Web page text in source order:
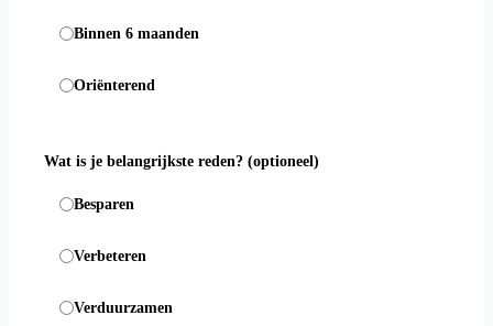
Binnen 6 maanden
Oriënterend
Wat is je belangrijkste reden? (optioneel)
Besparen
Verbeteren
Verduurzamen